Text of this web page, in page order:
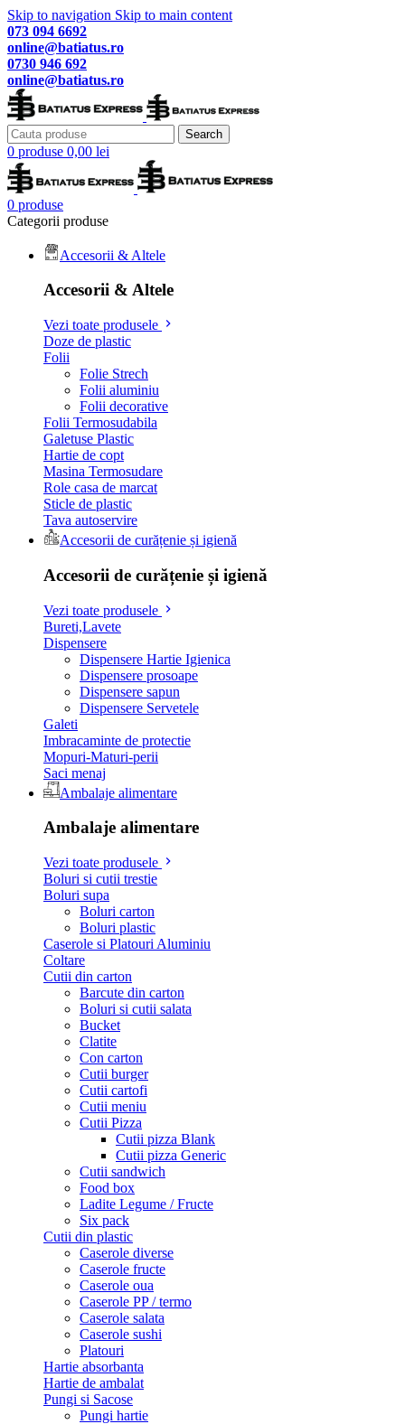
Skip to navigation Skip to main content
073 094 6692
online@batiatus.ro
0730 946 692
online@batiatus.ro
Search
0 produse 0,00 lei
0 produse
Categorii produse
Accesorii & Altele
Accesorii & Altele
Vezi toate produsele
Doze de plastic
Folii
Folie Strech
Folii aluminiu
Folii decorative
Folii Termosudabila
Galetuse Plastic
Hartie de copt
Masina Termosudare
Role casa de marcat
Sticle de plastic
Tava autoservire
Accesorii de curățenie și igienă
Accesorii de curățenie și igienă
Vezi toate produsele
Bureti,Lavete
Dispensere
Dispensere Hartie Igienica
Dispensere prosoape
Dispensere sapun
Dispensere Servetele
Galeti
Imbracaminte de protectie
Mopuri-Maturi-perii
Saci menaj
Ambalaje alimentare
Ambalaje alimentare
Vezi toate produsele
Boluri si cutii trestie
Boluri supa
Boluri carton
Boluri plastic
Caserole si Platouri Aluminiu
Coltare
Cutii din carton
Barcute din carton
Boluri si cutii salata
Bucket
Clatite
Con carton
Cutii burger
Cutii cartofi
Cutii meniu
Cutii Pizza
Cutii pizza Blank
Cutii pizza Generic
Cutii sandwich
Food box
Ladite Legume / Fructe
Six pack
Cutii din plastic
Caserole diverse
Caserole fructe
Caserole oua
Caserole PP / termo
Caserole salata
Caserole sushi
Platouri
Hartie absorbanta
Hartie de ambalat
Pungi si Sacose
Pungi hartie